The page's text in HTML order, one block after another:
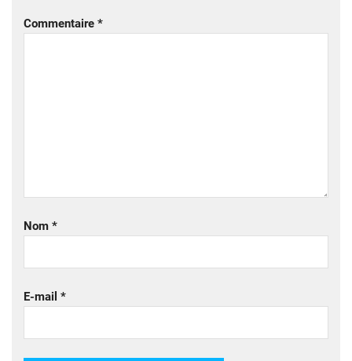
Commentaire *
Nom *
E-mail *